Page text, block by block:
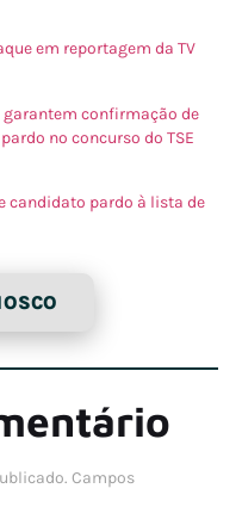
em reportagem da TV
confirmação de
no concurso do TSE
candidato pardo à lista de
Campos